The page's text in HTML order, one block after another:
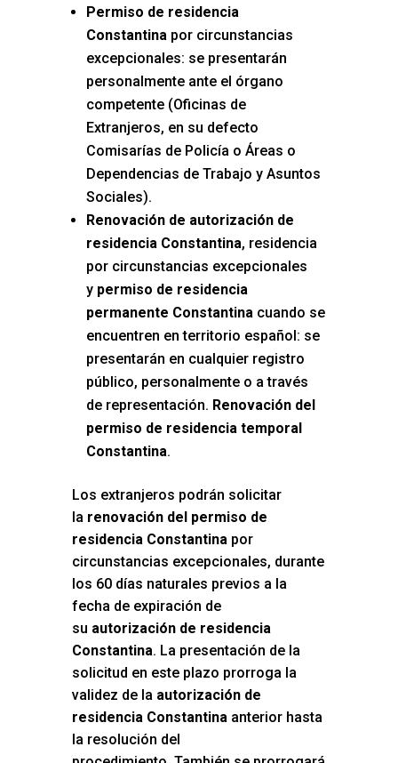
Permiso de residencia
Constantinapor circunstancias
excepcionales: se presentarán
personalmente ante el órgano
competente (Oficinas de
Extranjeros, en su defecto
Comisarías de Policía o Áreas o
Dependencias de Trabajo y Asuntos
Sociales).
Renovación de autorización de
residencia Constantina, residencia
por circunstancias excepcionales
y permiso de residencia
permanente Constantinacuando se
encuentren en territorio español: se
presentarán en cualquier registro
público, personalmente o a través
de representación. Renovación del
permiso de residencia temporal
Constantina.
Los extranjeros podrán solicitar
la renovación del permiso de
residencia Constantinapor
circunstancias excepcionales, durante
los 60 días naturales previos a la
fecha de expiración de
su autorización de residencia
Constantina. La presentación de la
solicitud en este plazo prorroga la
validez de la autorización de
residencia Constantinaanterior hasta
la resolución del